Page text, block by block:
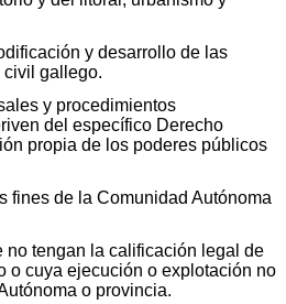
y desarrollo de las
civil gallego.
y procedimientos
del específico Derecho
propia de los poderes públicos
fines de la Comunidad Autónoma
no tengan la calificación legal de
o cuya ejecución o explotación no
o provincia.